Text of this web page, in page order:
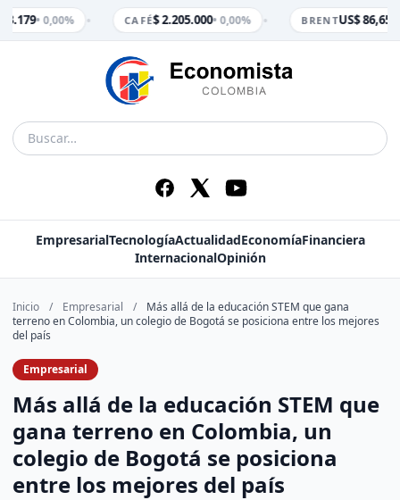
• 0,00% CAFÉ$ 2.205.000• 0,00% BRENTUS$ 86,65•
EmpresarialTecnologíaActualidadEconomíaFinanciera
InternacionalOpinión
Inicio / Empresarial /
Más allá de la educación STEM que gana
terreno en Colombia, un colegio de Bogotá se posiciona entre los mejores
del país
Empresarial
Más allá de la educación STEM que
gana terreno en Colombia, un
colegio de Bogotá se posiciona
entre los mejores del país